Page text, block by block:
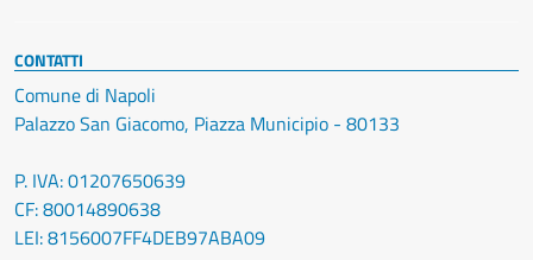
CONTATTI
Comune di Napoli
Palazzo San Giacomo, Piazza Municipio - 80133
P. IVA: 01207650639
CF: 80014890638
LEI: 8156007FF4DEB97ABA09